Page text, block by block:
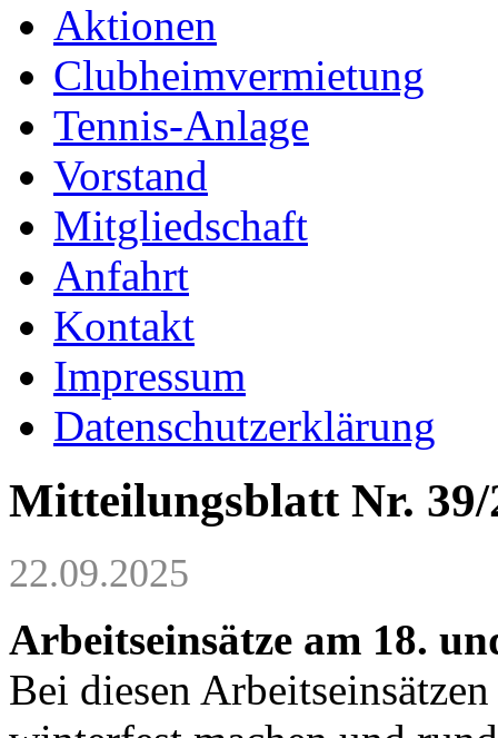
Aktionen
Clubheimvermietung
Tennis-Anlage
Vorstand
Mitgliedschaft
Anfahrt
Kontakt
Impressum
Datenschutzerklärung
Mitteilungsblatt Nr. 39/
22.09.2025
Arbeitseinsätze am 18.
Bei diesen